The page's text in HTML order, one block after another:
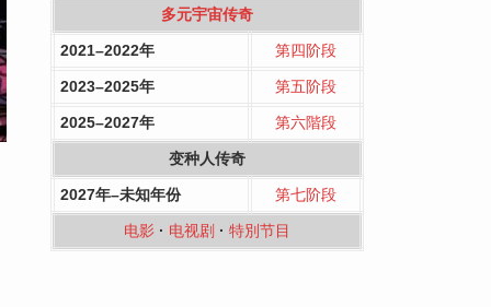
多元宇宙传奇
2021–2022年 第四阶段
2023–2025年 第五阶段
2025–2027年 第六階段
变种人传奇
2027年–未知年份 第七阶段
电影 · 电视剧 · 特別节目